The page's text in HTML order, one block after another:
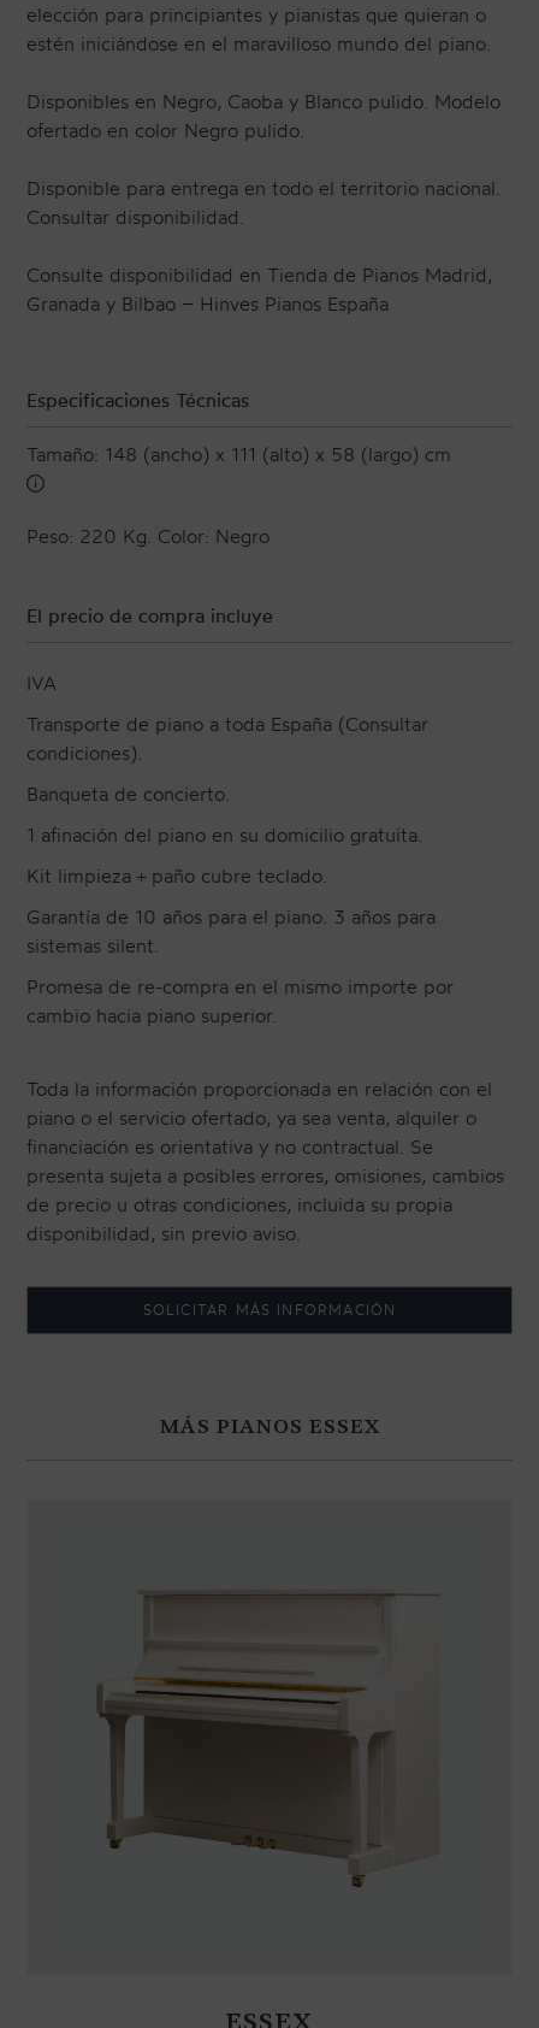
elección para principiantes y pianistas que quieran o
estén iniciándose en el maravilloso mundo del piano.
Disponibles en Negro, Caoba y Blanco pulido. Modelo
ofertado en color Negro pulido.
Disponible para entrega en todo el territorio nacional.
Consultar disponibilidad.
Consulte disponibilidad en Tienda de Pianos Madrid,
Granada y Bilbao – Hinves Pianos España
Especificaciones Técnicas
Tamaño: 148 (ancho) x 111 (alto) x 58 (largo) cm
Peso: 220 Kg. Color: Negro
El precio de compra incluye
IVA
Transporte de piano a toda España (Consultar
condiciones).
Banqueta de concierto.
1 afinación del piano en su domicilio gratuita.
Kit limpieza + paño cubre teclado.
Garantía de 10 años para el piano. 3 años para
sistemas silent.
Promesa de re-compra en el mismo importe por
cambio hacia piano superior.
Toda la información proporcionada en relación con el
piano o el servicio ofertado, ya sea venta, alquiler o
financiación es orientativa y no contractual. Se
presenta sujeta a posibles errores, omisiones, cambios
de precio u otras condiciones, incluida su propia
disponibilidad, sin previo aviso.
SOLICITAR MÁS INFORMACIÓN
MÁS PIANOS ESSEX
ESSEX